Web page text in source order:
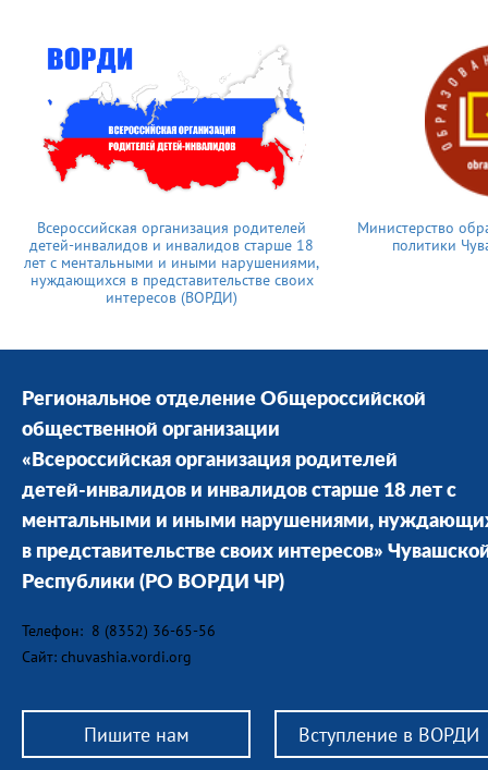
Всероссийская организация родителей
детей-инвалидов и инвалидов старше 18
лет с ментальными и иными нарушениями,
нуждающихся в представительстве своих
интересов (ВОРДИ)
Министерство
политики
Региональное отделение Общероссийской
общественной организации
«Всероссийская организация родителей
детей-инвалидов и инвалидов старше 18 лет с
ментальными и иными нарушениями,
в представительстве своих интересов»
Республики (РО ВОРДИ ЧР)
Телефон: 8 (8352) 36-65-56
Сайт: chuvashia.vordi.org
Пишите нам Вступление в ВОРДИ